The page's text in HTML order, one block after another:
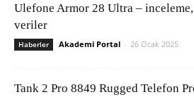
Ulefone Armor 28 Ultra –
veriler
Haberler Akademi Portal - 26 Ocak 2025
Tank 2 Pro 8849 Rugged Telefon